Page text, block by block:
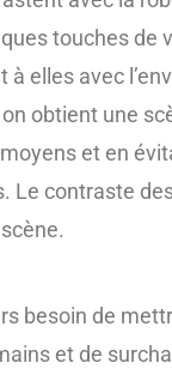
touches de
à elles avec
obtient une
et en
Le contraste
besoin de
et de